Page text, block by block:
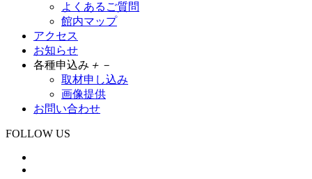
よくあるご質問
館内マップ
アクセス
お知らせ
各種申込み ＋ －
取材申し込み
画像提供
お問い合わせ
FOLLOW US